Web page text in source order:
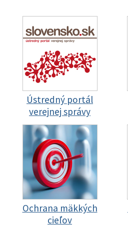
Ústredný portál
verejnej správy
Ochrana mäkkých
cieľov